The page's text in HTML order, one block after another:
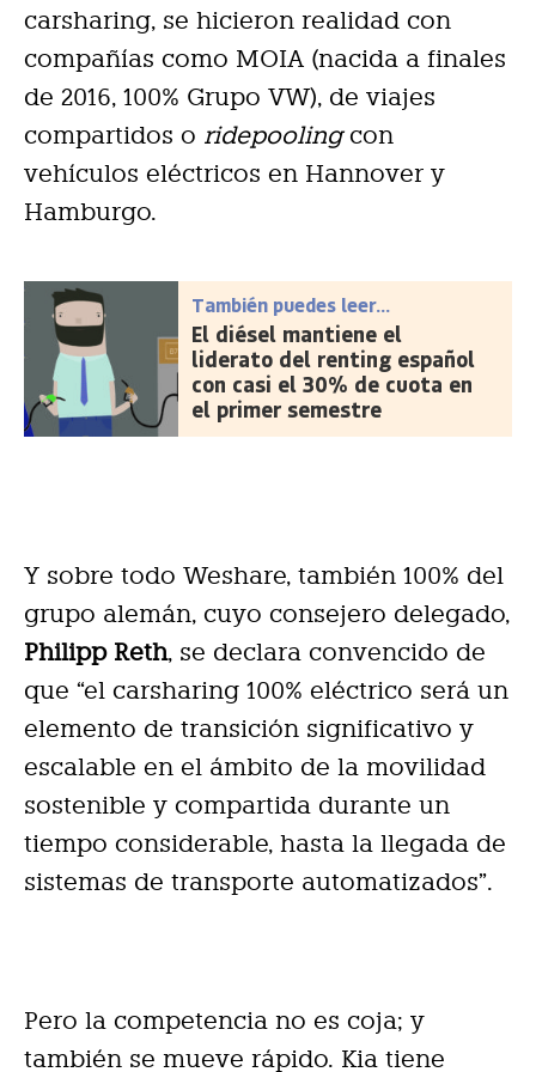
carsharing, se hicieron realidad con
compañías como MOIA (nacida a finales
de 2016, 100% Grupo VW), de viajes
compartidos o ridepoolingcon
vehículos eléctricos en Hannover y
Hamburgo.
También puedes leer...
El diésel mantiene el
liderato del renting español
con casi el 30% de cuota en
el primer semestre
Y sobre todo Weshare, también 100% del
grupo alemán, cuyo consejero delegado,
Philipp Reth, se declara convencido de
que “el carsharing 100% eléctrico será un
elemento de transición significativo y
escalable en el ámbito de la movilidad
sostenible y compartida durante un
tiempo considerable, hasta la llegada de
sistemas de transporte automatizados”.
Pero la competencia no es coja; y
también se mueve rápido. Kia tiene